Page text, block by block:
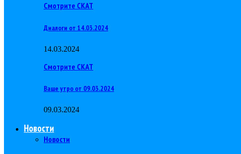
Смотрите СКАТ
Диалоги от 14.03.2024
14.03.2024
Смотрите СКАТ
Ваше утро от 09.03.2024
09.03.2024
Новости
Новости